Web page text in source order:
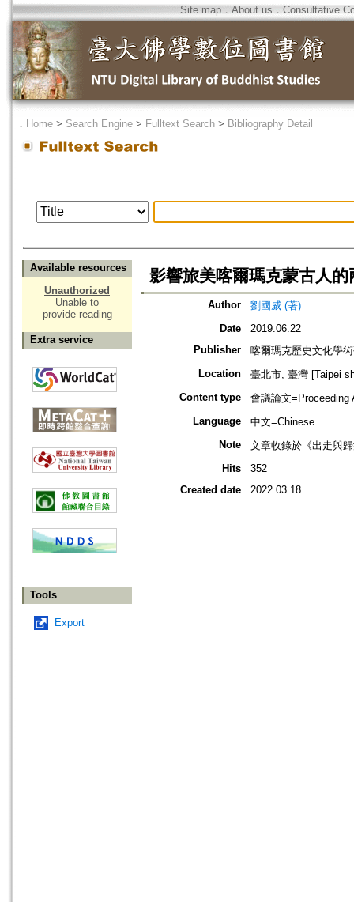
Site map．About us ． Consultative
． Home > Search Engine > Fulltext Search > Bibliography Detail
Available resources
Unauthorized
Unable to
provide reading
Extra service
Tools
Export
影響旅美喀爾瑪克蒙古人
Author
劉國威 (著)
Date
2019.06.22
Publisher
喀爾瑪克歷史文化學
Location
臺北市, 臺灣 [Taipei
Content type
會議論文=Proceeding
Language
中文=Chinese
Note
文章收錄於《出走與
Hits
352
Created date
2022.03.18